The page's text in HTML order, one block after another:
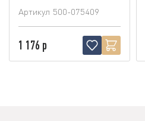
Артикул 500-075409
1 176 р